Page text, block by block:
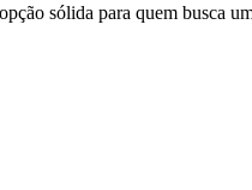
sólida para quem busca